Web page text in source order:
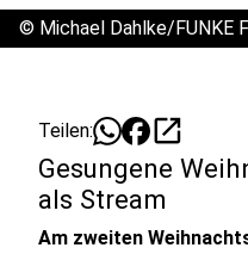
© Michael Dahlke/FUNKE
Teilen: open_in_new
Gesungene
als Stream
Am zweiten